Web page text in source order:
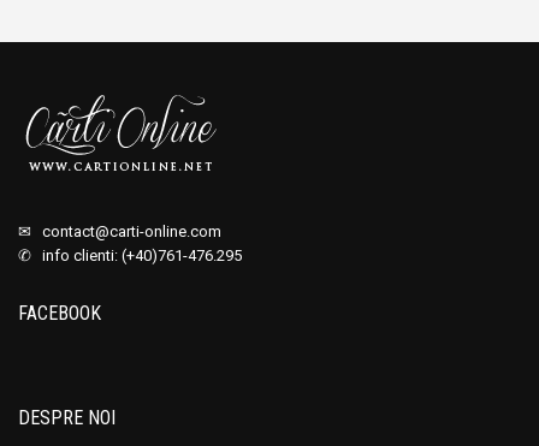
✉ contact@carti-online.com
✆ info clienti: (+40)761-476.295
FACEBOOK
DESPRE NOI